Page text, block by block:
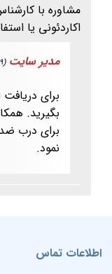
مشاوره با
اکاردئونی یا
مدیر سایت (1402/04/19)
برای
بگیرید.
برای درب
نمود.
اطلاعات تماس